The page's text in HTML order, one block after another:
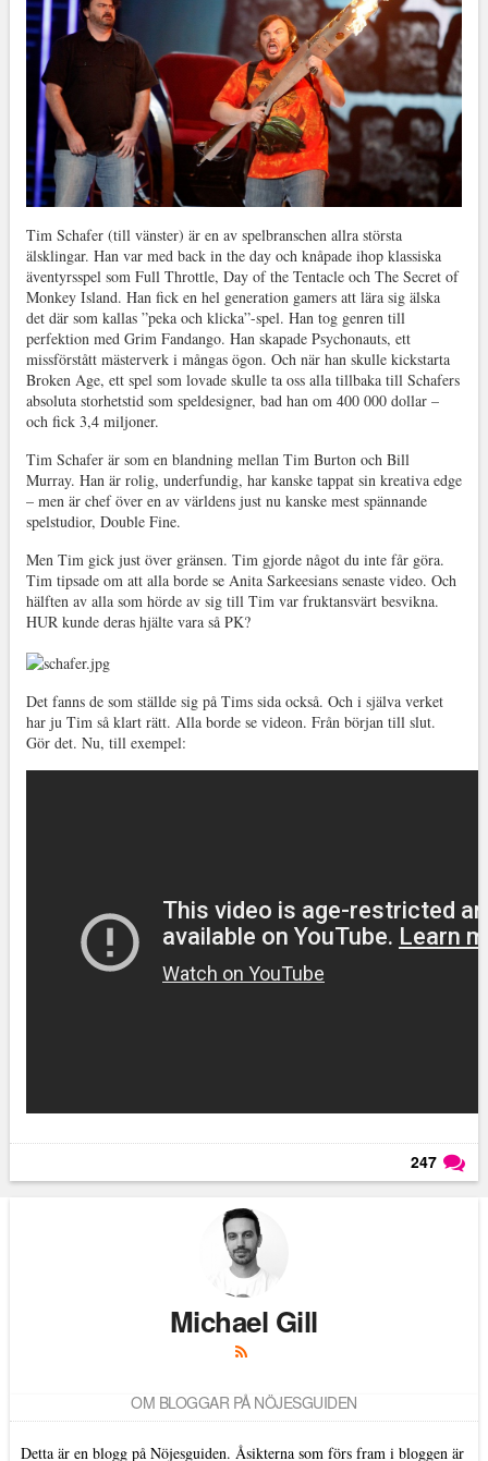
Tim Schafer (till vänster) är en av spelbranschen allra största
älsklingar. Han var med back in the day och knåpade ihop klassiska
äventyrsspel som Full Throttle, Day of the Tentacle och The Secret of
Monkey Island. Han fick en hel generation gamers att lära sig älska
det där som kallas ”peka och klicka”-spel. Han tog genren till
perfektion med Grim Fandango. Han skapade Psychonauts, ett
missförstått mästerverk i mångas ögon. Och när han skulle kickstarta
Broken Age, ett spel som lovade skulle ta oss alla tillbaka till Schafers
absoluta storhetstid som speldesigner, bad han om 400 000 dollar –
och fick 3,4 miljoner.
Tim Schafer är som en blandning mellan Tim Burton och Bill
Murray. Han är rolig, underfundig, har kanske tappat sin kreativa edge
– men är chef över en av världens just nu kanske mest spännande
spelstudior, Double Fine.
Men Tim gick just över gränsen. Tim gjorde något du inte får göra.
Tim tipsade om att alla borde se Anita Sarkeesians senaste video. Och
hälften av alla som hörde av sig till Tim var fruktansvärt besvikna.
HUR kunde deras hjälte vara så PK?
Det fanns de som ställde sig på Tims sida också. Och i själva verket
har ju Tim så klart rätt. Alla borde se videon. Från början till slut.
Gör det. Nu, till exempel:
247
Michael Gill
OM BLOGGAR PÅ NÖJESGUIDEN
Detta är en blogg på Nöjesguiden. Åsikterna som förs fram i bloggen är